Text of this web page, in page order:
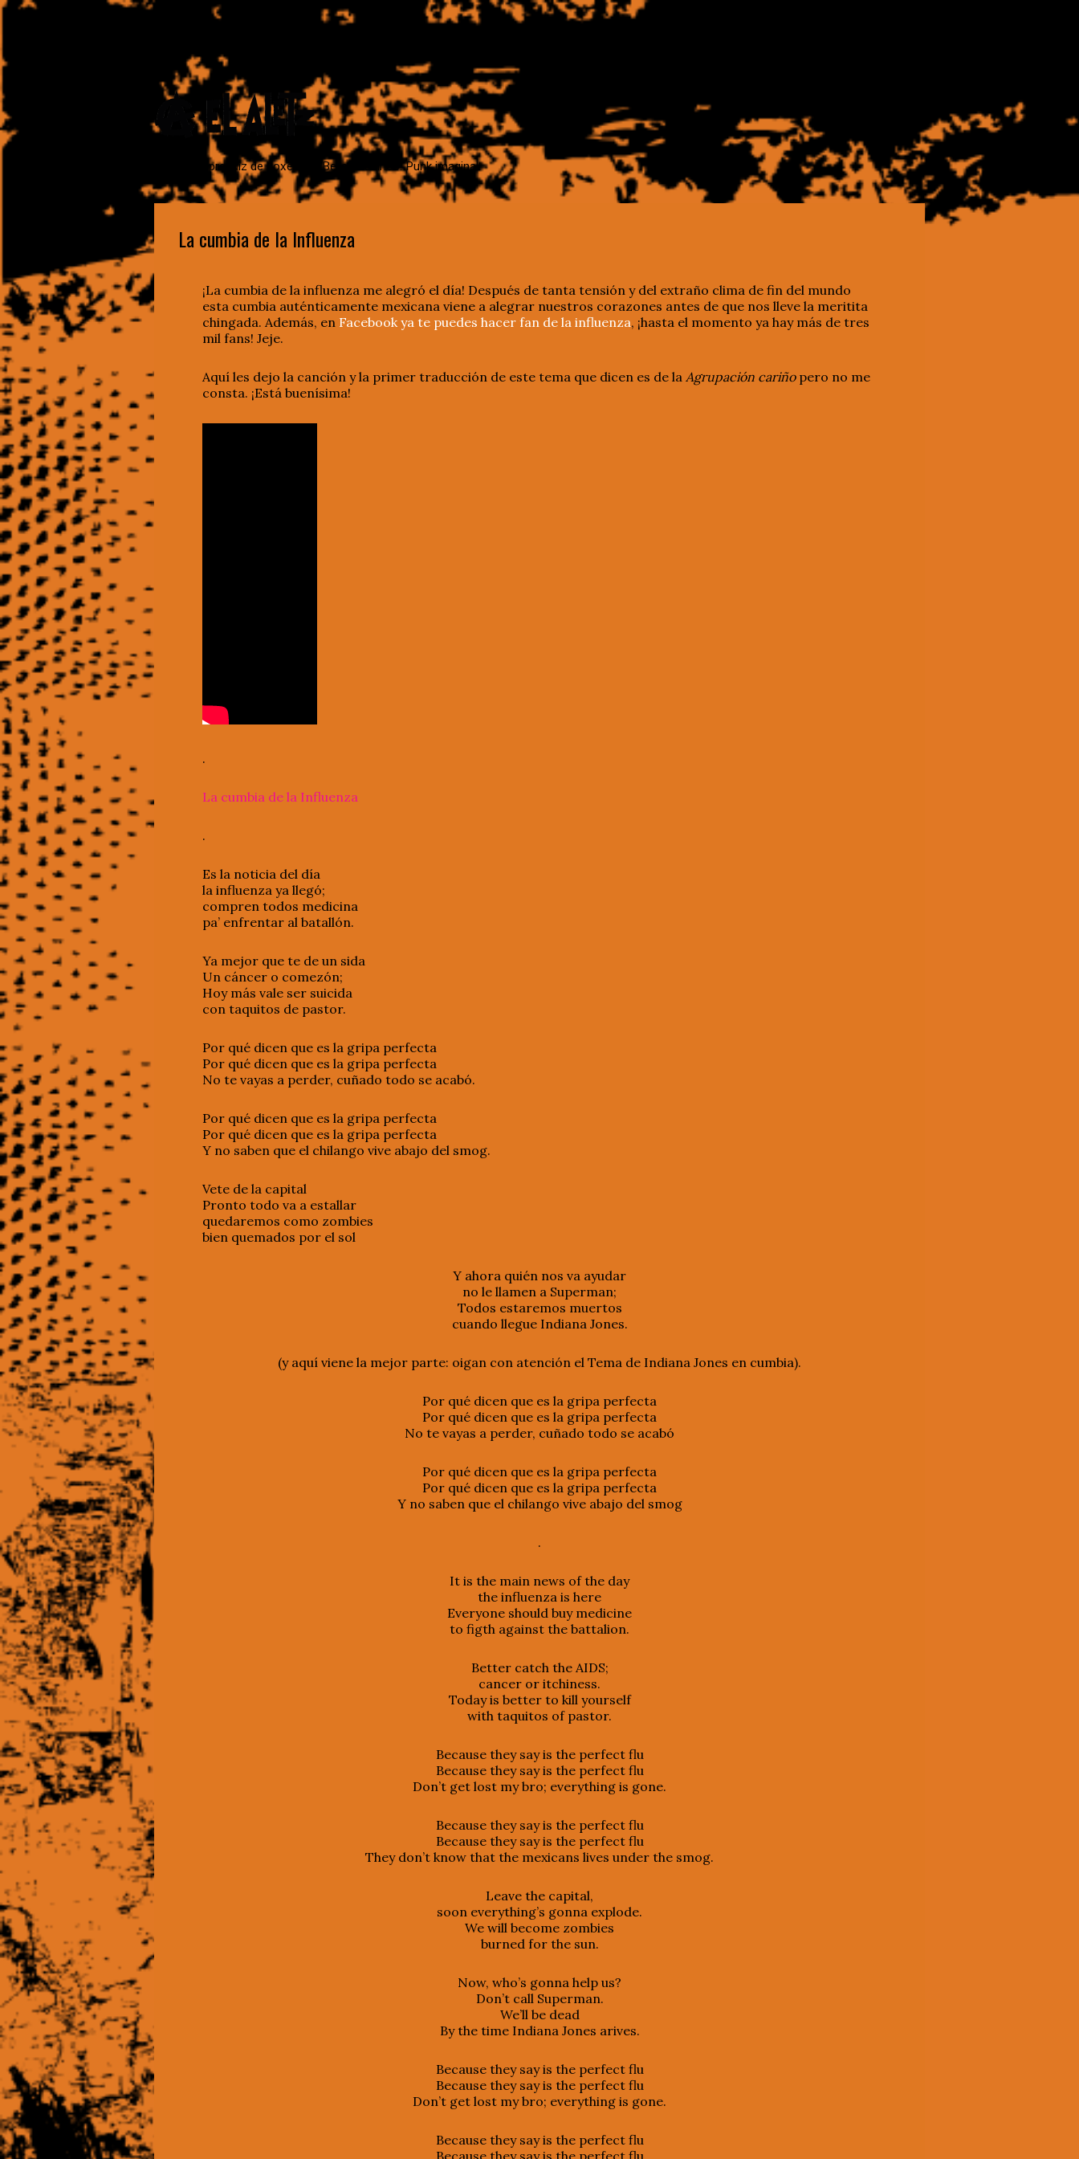
Escritor. Aprendiz de boxeador. Bellako onírico. Punk imaginal
La cumbia de la Influenza
¡La cumbia de la influenza me alegró el día! Después de tanta tensión y del extraño clima de fin del mundo
esta cumbia auténticamente mexicana viene a alegrar nuestros corazones antes de que nos lleve la meritita
chingada. Además, en Facebook ya te puedes hacer fan de la influenza, ¡hasta el momento ya hay más de tres
mil fans! Jeje.
Aquí les dejo la canción y la primer traducción de este tema que dicen es de la Agrupación cariñopero no me
consta. ¡Está buenísima!
.
La cumbia de la Influenza
.
Es la noticia del día
la influenza ya llegó;
compren todos medicina
pa’ enfrentar al batallón.
Ya mejor que te de un sida
Un cáncer o comezón;
Hoy más vale ser suicida
con taquitos de pastor.
Por qué dicen que es la gripa perfecta
Por qué dicen que es la gripa perfecta
No te vayas a perder, cuñado todo se acabó.
Por qué dicen que es la gripa perfecta
Por qué dicen que es la gripa perfecta
Y no saben que el chilango vive abajo del smog.
Vete de la capital
Pronto todo va a estallar
quedaremos como zombies
bien quemados por el sol
Y ahora quién nos va ayudar
no le llamen a Superman;
Todos estaremos muertos
cuando llegue Indiana Jones.
(y aquí viene la mejor parte: oigan con atención el Tema de Indiana Jones en cumbia).
Por qué dicen que es la gripa perfecta
Por qué dicen que es la gripa perfecta
No te vayas a perder, cuñado todo se acabó
Por qué dicen que es la gripa perfecta
Por qué dicen que es la gripa perfecta
Y no saben que el chilango vive abajo del smog
.
It is the main news of the day
the influenza is here
Everyone should buy medicine
to figth against the battalion.
Better catch the AIDS;
cancer or itchiness.
Today is better to kill yourself
with taquitos of pastor.
Because they say is the perfect flu
Because they say is the perfect flu
Don’t get lost my bro; everything is gone.
Because they say is the perfect flu
Because they say is the perfect flu
They don’t know that the mexicans lives under the smog.
Leave the capital,
soon everything’s gonna explode.
We will become zombies
burned for the sun.
Now, who’s gonna help us?
Don’t call Superman.
We’ll be dead
By the time Indiana Jones arives.
Because they say is the perfect flu
Because they say is the perfect flu
Don’t get lost my bro; everything is gone.
Because they say is the perfect flu